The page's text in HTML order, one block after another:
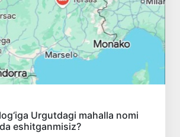
Urgutdagi mahalla nomi
eshitganmisiz?